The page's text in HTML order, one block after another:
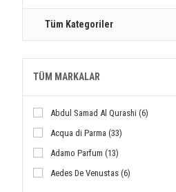
Tüm Kategoriler
TÜM MARKALAR
Abdul Samad Al Qurashi (6)
Acqua di Parma (33)
Adamo Parfum (13)
Aedes De Venustas (6)